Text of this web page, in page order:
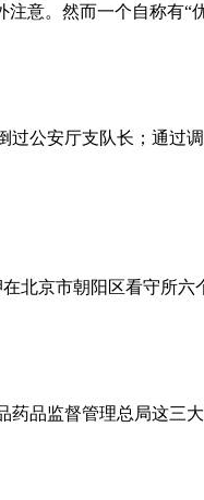
意。然而一个自称有
公安厅支队长；通
北京市朝阳区看守所
品监督管理总局这